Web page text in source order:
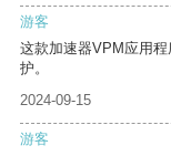
游客
这款加速器VPM应用
护。
2024-09-15
游客